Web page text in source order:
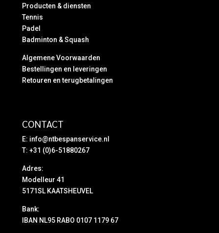
Producten & diensten
Tennis
Padel
Badminton & Squash
Algemene Voorwaarden
Bestellingen en leveringen
Retouren en terugbetalingen
CONTACT
E: info@ntbespanservice.nl
T: +31 (0)6-51880267
Adres:
Modelleur 41
5171SL KAATSHEUVEL
Bank:
IBAN NL95 RABO 0107 1179 67